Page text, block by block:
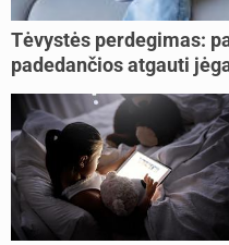
Tėvystės perdegimas:
padedančios atgauti